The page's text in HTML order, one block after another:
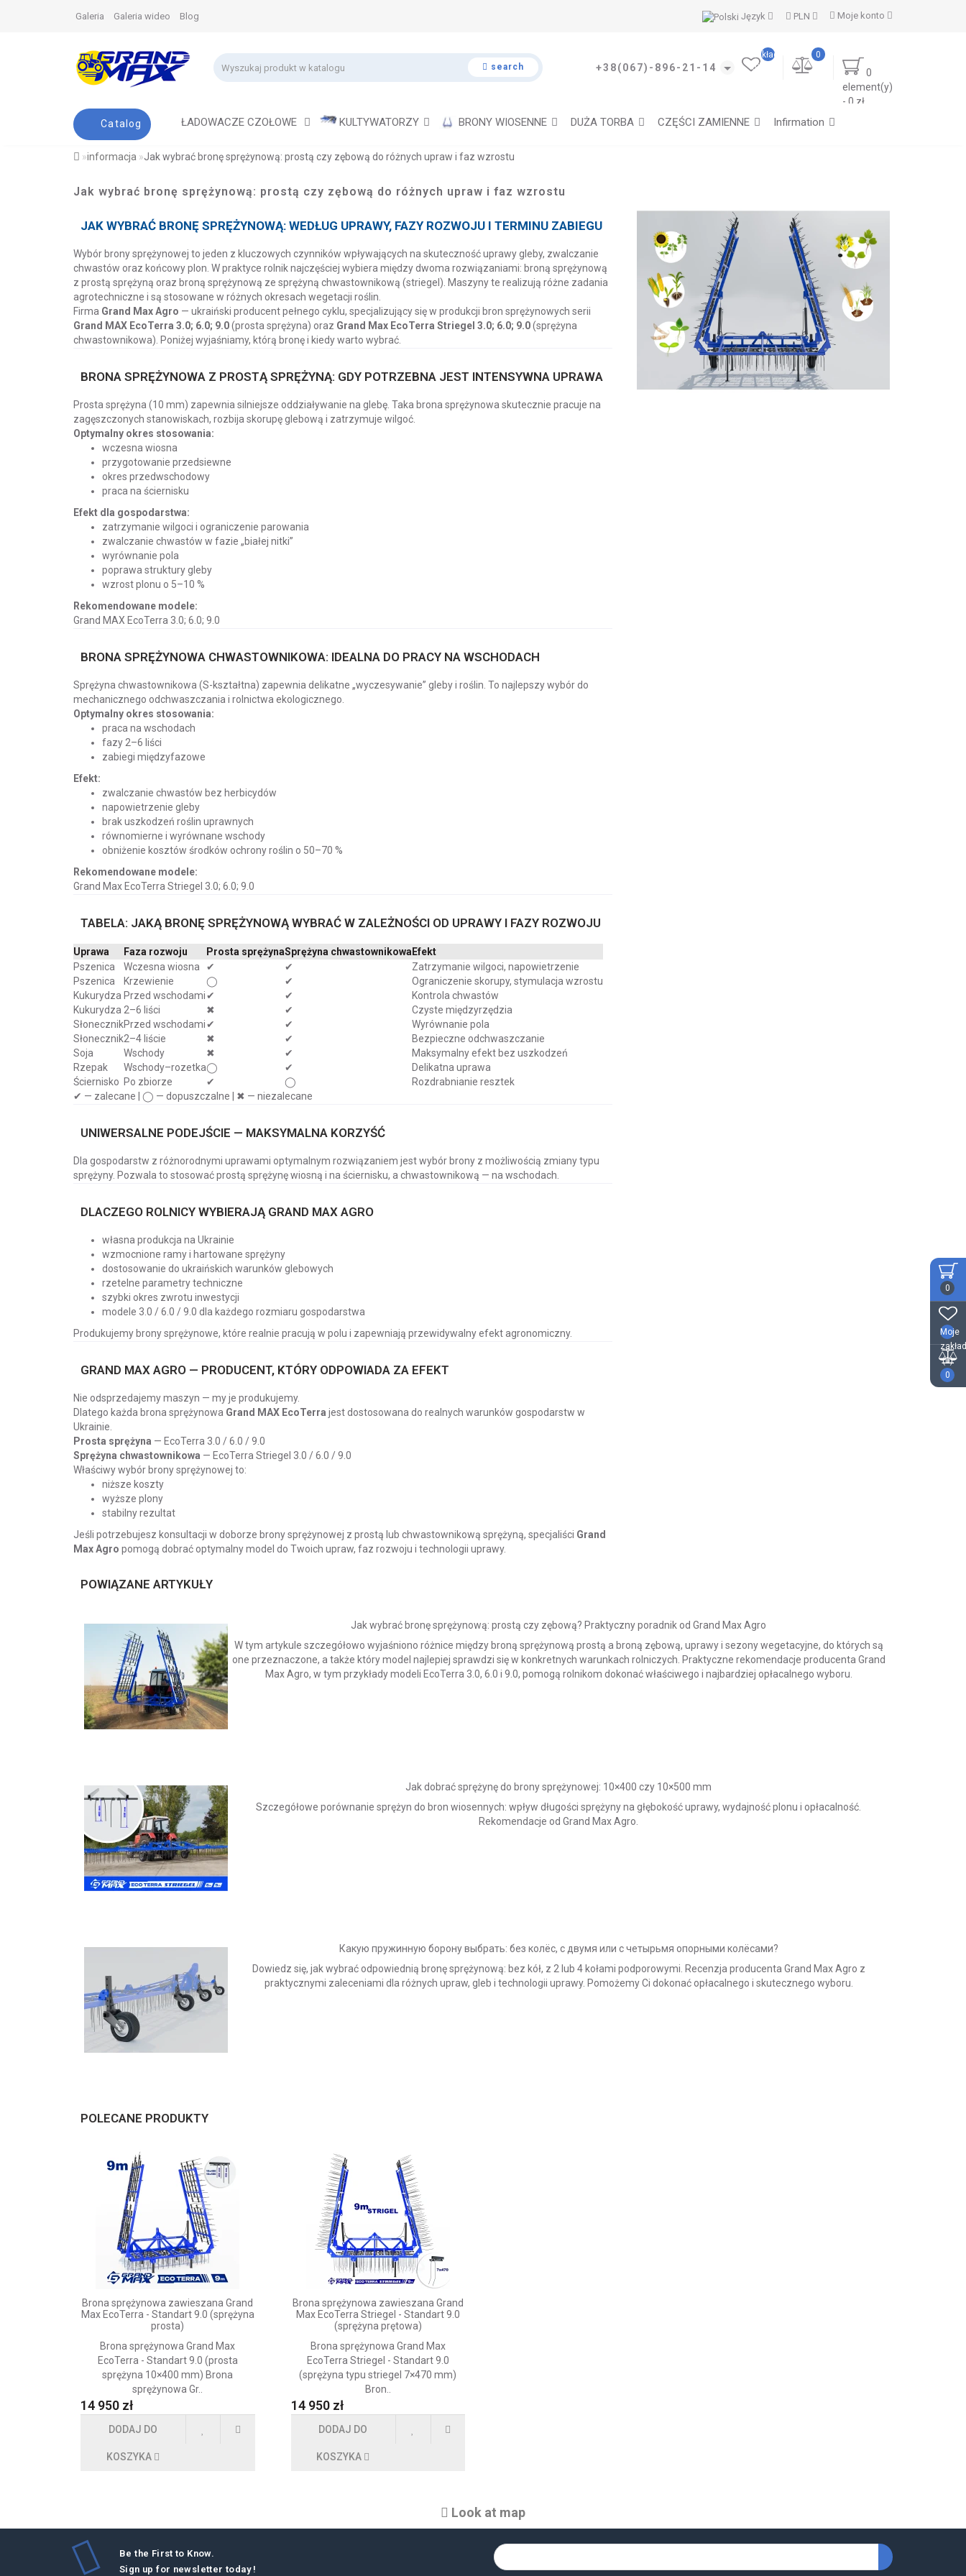
0
Moje
(0)
0
Moje konto
PLN
Język
Galeria Galeria wideo Blog
search +38(067)-896-21-14
0
element(y)
- 0 zł
0
zakładki
(0)
Catalog ŁADOWACZE CZOŁOWE KULTYWATORZY BRONY WIOSENNE DUŻA TORBA CZĘŚCI ZAMIENNE Infirmation
informacja Jak wybrać bronę sprężynową: prostą czy zębową do różnych upraw i faz wzrostu
Jak wybrać bronę sprężynową: prostą czy zębową do różnych upraw i faz wzrostu
JAK WYBRAĆ BRONĘ SPRĘŻYNOWĄ: WEDŁUG UPRAWY, FAZY ROZWOJU I TERMINU ZABIEGU
Wybór brony sprężynowej to jeden z kluczowych czynników wpływających na skuteczność uprawy gleby, zwalczanie
chwastów oraz końcowy plon. W praktyce rolnik najczęściej wybiera między dwoma rozwiązaniami: broną sprężynową
z prostą sprężyną oraz broną sprężynową ze sprężyną chwastownikową (striegel). Maszyny te realizują różne zadania
agrotechniczne i są stosowane w różnych okresach wegetacji roślin.
Firma Grand Max Agro — ukraiński producent pełnego cyklu, specjalizujący się w produkcji bron sprężynowych serii
Grand MAX EcoTerra 3.0; 6.0; 9.0(prosta sprężyna) oraz Grand Max EcoTerra Striegel 3.0; 6.0; 9.0(sprężyna
chwastownikowa). Poniżej wyjaśniamy, którą bronę i kiedy warto wybrać.
BRONA SPRĘŻYNOWA Z PROSTĄ SPRĘŻYNĄ: GDY POTRZEBNA JEST INTENSYWNA UPRAWA
Prosta sprężyna (10 mm) zapewnia silniejsze oddziaływanie na glebę. Taka brona sprężynowa skutecznie pracuje na
zagęszczonych stanowiskach, rozbija skorupę glebową i zatrzymuje wilgoć.
Optymalny okres stosowania:
wczesna wiosna
przygotowanie przedsiewne
okres przedwschodowy
praca na ściernisku
Efekt dla gospodarstwa:
zatrzymanie wilgoci i ograniczenie parowania
zwalczanie chwastów w fazie „białej nitki”
wyrównanie pola
poprawa struktury gleby
wzrost plonu o 5–10 %
Rekomendowane modele:
Grand MAX EcoTerra 3.0; 6.0; 9.0
BRONA SPRĘŻYNOWA CHWASTOWNIKOWA: IDEALNA DO PRACY NA WSCHODACH
Sprężyna chwastownikowa (S-kształtna) zapewnia delikatne „wyczesywanie” gleby i roślin. To najlepszy wybór do
mechanicznego odchwaszczania i rolnictwa ekologicznego.
Optymalny okres stosowania:
praca na wschodach
fazy 2–6 liści
zabiegi międzyfazowe
Efekt:
zwalczanie chwastów bez herbicydów
napowietrzenie gleby
brak uszkodzeń roślin uprawnych
równomierne i wyrównane wschody
obniżenie kosztów środków ochrony roślin o 50–70 %
Rekomendowane modele:
Grand Max EcoTerra Striegel 3.0; 6.0; 9.0
TABELA: JAKĄ BRONĘ SPRĘŻYNOWĄ WYBRAĆ W ZALEŻNOŚCI OD UPRAWY I FAZY ROZWOJU
Uprawa Faza rozwoju Prosta sprężynaSprężyna chwastownikowaEfekt
Pszenica
Wczesna wiosna ✔ ✔
Zatrzymanie wilgoci, napowietrzenie
Pszenica
Krzewienie ◯ ✔
Ograniczenie skorupy, stymulacja wzrostu
Kukurydza Przed wschodami✔ ✔
Kontrola chwastów
Kukurydza 2–6 liści ✖ ✔
Czyste międzyrzędzia
SłonecznikPrzed wschodami✔ ✔
Wyrównanie pola
Słonecznik2–4 liście ✖ ✔
Bezpieczne odchwaszczanie
Soja
Wschody ✖ ✔
Maksymalny efekt bez uszkodzeń
Rzepak
Wschody–rozetka◯ ✔
Delikatna uprawa
Ściernisko Po zbiorze ✔ ◯
Rozdrabnianie resztek
✔ — zalecane | ◯ — dopuszczalne | ✖ — niezalecane
UNIWERSALNE PODEJŚCIE — MAKSYMALNA KORZYŚĆ
Dla gospodarstw z różnorodnymi uprawami optymalnym rozwiązaniem jest wybór brony z możliwością zmiany typu
sprężyny. Pozwala to stosować prostą sprężynę wiosną i na ściernisku, a chwastownikową — na wschodach.
DLACZEGO ROLNICY WYBIERAJĄ GRAND MAX AGRO
własna produkcja na Ukrainie
wzmocnione ramy i hartowane sprężyny
dostosowanie do ukraińskich warunków glebowych
rzetelne parametry techniczne
szybki okres zwrotu inwestycji
modele 3.0 / 6.0 / 9.0 dla każdego rozmiaru gospodarstwa
Produkujemy brony sprężynowe, które realnie pracują w polu i zapewniają przewidywalny efekt agronomiczny.
GRAND MAX AGRO — PRODUCENT, KTÓRY ODPOWIADA ZA EFEKT
Nie odsprzedajemy maszyn — my je produkujemy.
Dlatego każda brona sprężynowa Grand MAX EcoTerra jest dostosowana do realnych warunków gospodarstw w
Ukrainie.
Prosta sprężyna — EcoTerra 3.0 / 6.0 / 9.0
Sprężyna chwastownikowa — EcoTerra Striegel 3.0 / 6.0 / 9.0
Właściwy wybór brony sprężynowej to:
niższe koszty
wyższe plony
stabilny rezultat
Jeśli potrzebujesz konsultacji w doborze brony sprężynowej z prostą lub chwastownikową sprężyną, specjaliści Grand
Max Agro pomogą dobrać optymalny model do Twoich upraw, faz rozwoju i technologii uprawy.
POWIĄZANE ARTYKUŁY
Jak wybrać bronę sprężynową: prostą czy zębową? Praktyczny poradnik od Grand Max Agro
W tym artykule szczegółowo wyjaśniono różnice między broną sprężynową prostą a broną zębową, uprawy i sezony wegetacyjne, do których są
one przeznaczone, a także który model najlepiej sprawdzi się w konkretnych warunkach rolniczych. Praktyczne rekomendacje producenta Grand
Max Agro, w tym przykłady modeli EcoTerra 3.0, 6.0 i 9.0, pomogą rolnikom dokonać właściwego i najbardziej opłacalnego wyboru.
Jak dobrać sprężynę do brony sprężynowej: 10×400 czy 10×500 mm
Szczegółowe porównanie sprężyn do bron wiosennych: wpływ długości sprężyny na głębokość uprawy, wydajność plonu i opłacalność.
Rekomendacje od Grand Max Agro.
Какую пружинную борону выбрать: без колёс, с двумя или с четырьмя опорными колёсами?
Dowiedz się, jak wybrać odpowiednią bronę sprężynową: bez kół, z 2 lub 4 kołami podporowymi. Recenzja producenta Grand Max Agro z
praktycznymi zaleceniami dla różnych upraw, gleb i technologii uprawy. Pomożemy Ci dokonać opłacalnego i skutecznego wyboru.
POLECANE PRODUKTY
Brona sprężynowa zawieszana Grand
Max EcoTerra - Standart 9.0 (sprężyna
prosta)
Brona sprężynowa Grand Max
EcoTerra - Standart 9.0 (prosta
sprężyna 10×400 mm) Brona
sprężynowa Gr..
14 950 zł
DODAJ DO
KOSZYKA
Brona sprężynowa zawieszana Grand
Max EcoTerra Striegel - Standart 9.0
(sprężyna prętowa)
Brona sprężynowa Grand Max
EcoTerra Striegel - Standart 9.0
(sprężyna typu striegel 7×470 mm)
Bron..
14 950 zł
DODAJ DO
KOSZYKA
Look at map
Be the First to Know.
Sign up for newsletter today !